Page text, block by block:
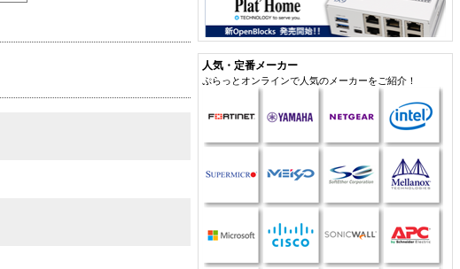
人気・定番メーカー
ぷらっとオンラインで人気のメーカーをご紹介！